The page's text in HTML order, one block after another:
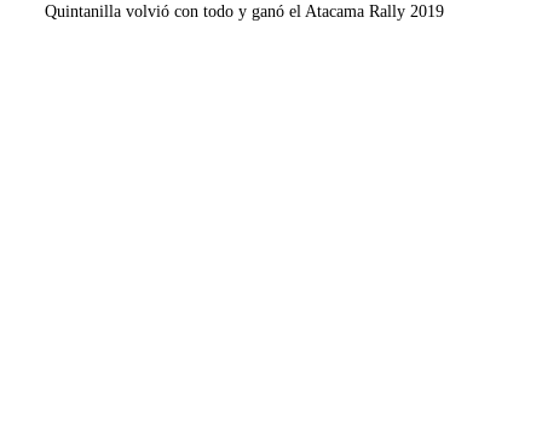
Quintanilla volvió con todo y ganó el Atacama Rally 2019